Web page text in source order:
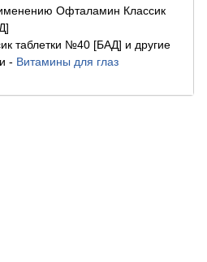
Офталамин Классик
таблетки №40 [БАД] и другие
- Витамины для глаз